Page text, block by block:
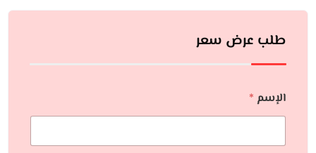
طلب عرض سعر
الإسم *